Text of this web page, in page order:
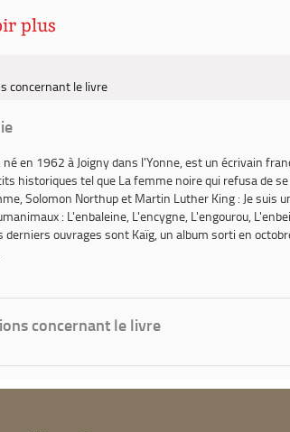
plus
concernant le livre
, né en 1962 à Joigny dans l'Yonne, est un écrivain
historiques tel que La femme noire qui refusa de
Solomon Northupet Martin Luther King : Je suis
: L'enbaleine, L'encygne, L'engourou,
derniers ouvrages sont Kaïg, un album sorti en
concernant le livre